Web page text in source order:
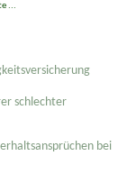
...
schlechter
bei